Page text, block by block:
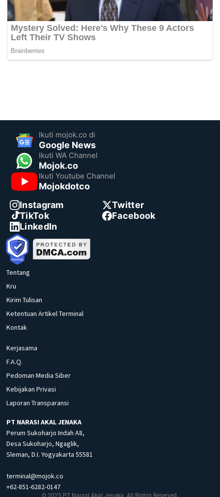
Ikuti mojok.co di
Google News
Ikuti WA Channel
Mojok.co
Ikuti Youtube Channel
Mojokdotco
Instagram
Twitter
TikTok
Facebook
LinkedIn
Tentang
Kru
Kirim Tulisan
Ketentuan Artikel Terminal
Kontak
Kerjasama
F.A.Q.
Pedoman Media Siber
Kebijakan Privasi
Laporan Transparansi
PT NARASI AKAL JENAKA
Perum Sukoharjo Indah A8,
Desa Sukoharjo, Ngaglik,
Sleman, D.I. Yogyakarta 55581
terminal@mojok.co
+62-851-6282-0147
© 2025 PT Narasi Akal Jenaka. All Rights Reserved.